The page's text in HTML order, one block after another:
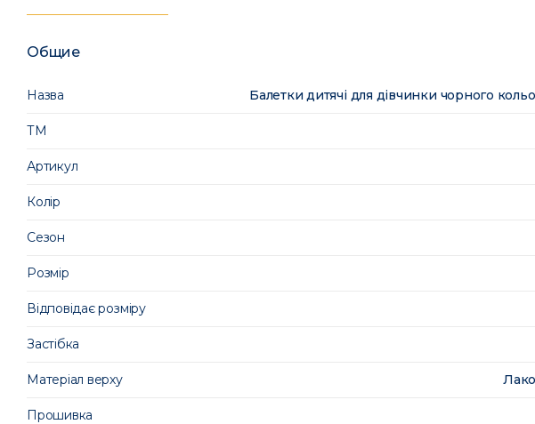
Общие
Назва Балетки дитячі для дівчинки чорного
ТМ
Артикул
Колір
Сезон
Розмір
Відповідає розміру
Застібка
Матеріал верху
Прошивка